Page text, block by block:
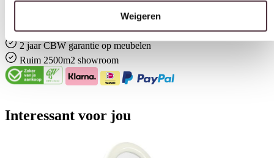
Gratisthuis bezorgd boven de €100,-
2 jaar CBW garantie op meubelen
Ruim 2500m2 showroom
Interessant voor jou